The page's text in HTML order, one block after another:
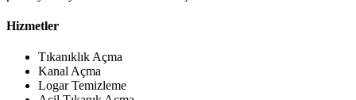
Hizmetler
Tıkanıklık Açma
Kanal Açma
Logar Temizleme